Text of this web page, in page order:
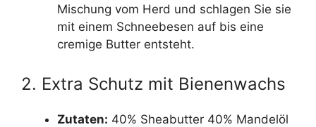
Mischung vom Herd und schlagen Sie sie
mit einem Schneebesen auf bis eine
cremige Butter entsteht.
2. Extra Schutz mit Bienenwachs
Zutaten: 40% Sheabutter 40% Mandelöl